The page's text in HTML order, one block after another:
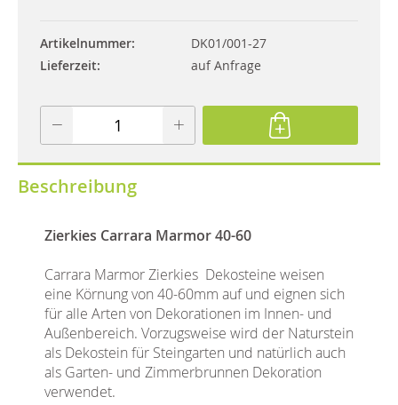
Artikelnummer
DK01/001-27
Lieferzeit
auf Anfrage
Beschreibung
Zierkies Carrara Marmor 40-60
Carrara Marmor Zierkies Dekosteine weisen
eine Körnung von 40-60mm auf und eignen sich
für alle Arten von Dekorationen im Innen- und
Außenbereich. Vorzugsweise wird der Naturstein
als Dekostein für Steingarten und natürlich auch
als Garten- und Zimmerbrunnen Dekoration
verwendet.